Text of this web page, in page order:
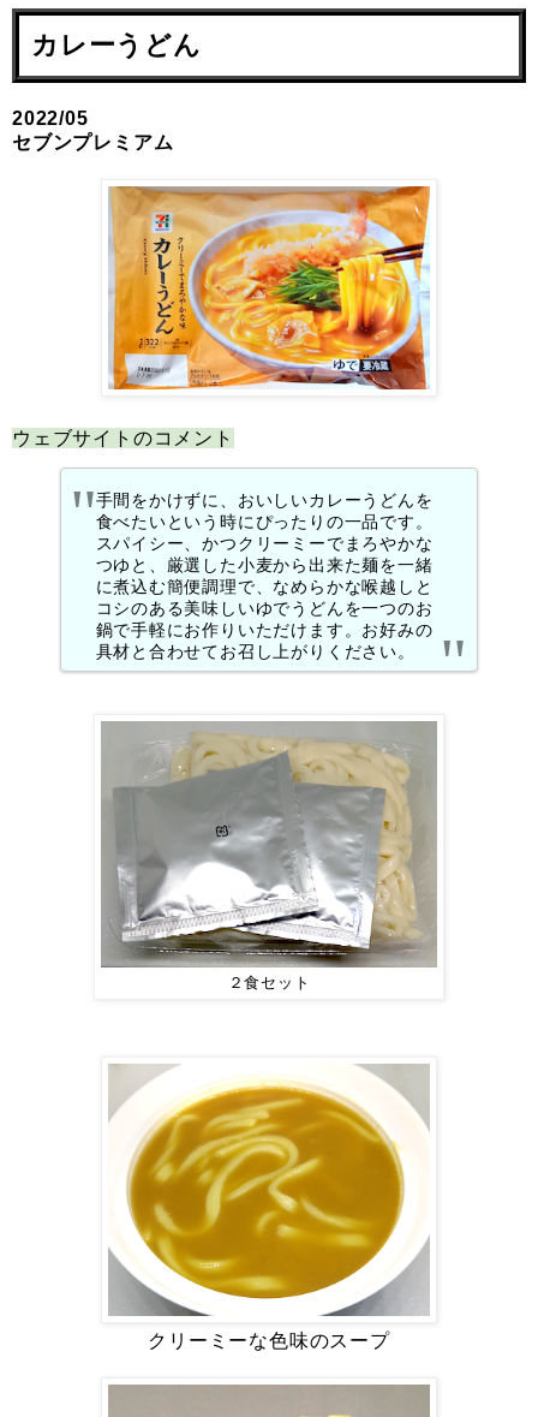
カレーうどん
2022/05
セブンプレミアム
ウェブサイトのコメント
手間をかけずに、おいしいカレーうどんを
食べたいという時にぴったりの一品です。
スパイシー、かつクリーミーでまろやかな
つゆと、厳選した小麦から出来た麺を一緒
に煮込む簡便調理で、なめらかな喉越しと
コシのある美味しいゆでうどんを一つのお
鍋で手軽にお作りいただけます。お好みの
具材と合わせてお召し上がりください。
２食セット
クリーミーな色味のスープ